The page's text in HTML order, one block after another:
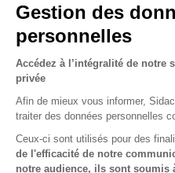
Gestion des
personnelles
Accédez à l’intégralité de notre
privée
Afin de mieux vous informer,
traiter des données personnelles
Ceux-ci sont utilisés pour des
de l'efficacité de notre
notre audience, ils sont soumis